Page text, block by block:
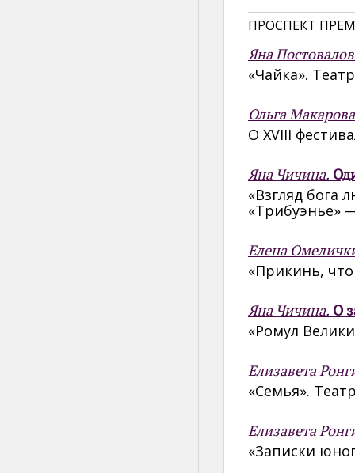
ПРОСПЕКТ
Яна
«Чайка».
Ольга
О XVIII
Яна Чичина.
«Взгляд бога
«Трибуэнье»
Елена
«Прикинь,
Яна Чичина. О
«Ромул
Елизавета
«Семья».
Елизавета
«Записки